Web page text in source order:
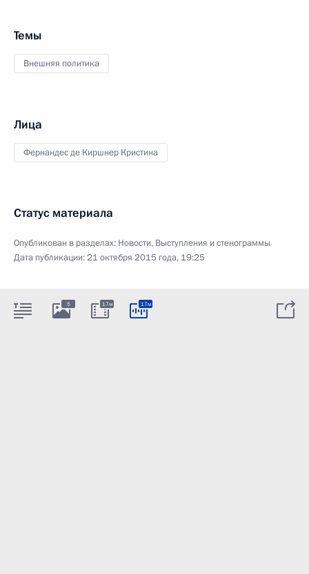
Темы
Внешняя политика
Лица
Фернандес де Киршнер Кристина
Статус материала
Опубликован в разделах: Новости, Выступления и стенограммы
Дата публикации:21 октября 2015 года, 19:25
5 17м 17м